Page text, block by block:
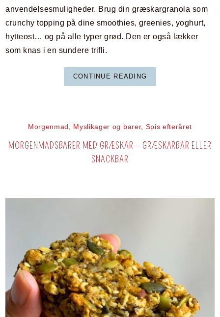
anvendelsesmuligheder. Brug din græskargranola som
crunchy topping på dine smoothies, greenies, yoghurt,
hytteost… og på alle typer grød. Den er også lækker
som knas i en sundere trifli.
CONTINUE READING
Morgenmad Myslikager og barer, Spis efteråret
MORGENMADSBARER MED GRÆSKAR – GRÆSKARBAR ELLER
SNACKBAR